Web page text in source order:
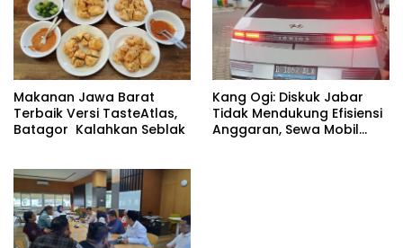
Makanan Jawa Barat
Terbaik Versi TasteAtlas,
Batagor Kalahkan Seblak
Kang Ogi: Diskuk Jabar
Tidak Mendukung Efisiensi
Anggaran, Sewa Mobil